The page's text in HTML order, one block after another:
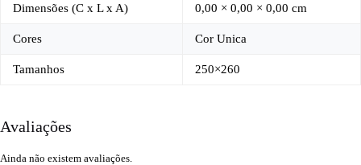
Dimensões (C x L x A) 0,00 × 0,00 × 0,00 cm
Cores Cor Unica
Tamanhos 250×260
Avaliações
Ainda não existem avaliações.